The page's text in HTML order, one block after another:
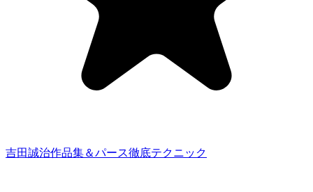
吉田誠治作品集＆パース徹底テクニック